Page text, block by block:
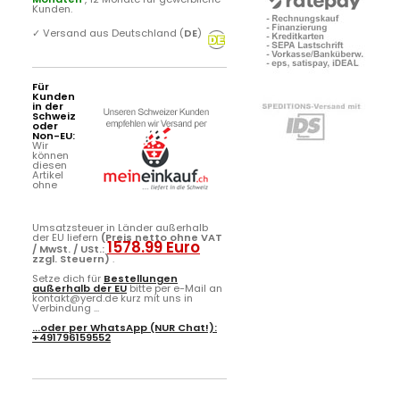
Kunden.
✓ Versand aus Deutschland (DE)
Für
Kunden
in der
Schweiz
oder
Non-EU:
Wir
können
diesen
Artikel
ohne
Umsatzsteuer in Länder außerhalb
der EU liefern (Preis netto ohne VAT
/ MwSt. / USt.:1578.99 Euro
zzgl. Steuern).
Setze dich für Bestellungen
außerhalb der EUbitte per e-Mail an
kontakt@yerd.de kurz mit uns in
Verbindung ...
...oder perWhatsApp (NUR Chat!):
+491796159552